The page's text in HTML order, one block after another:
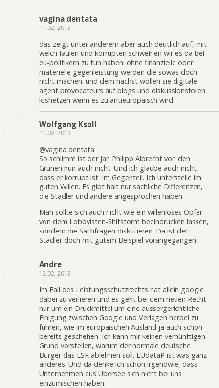
vagina dentata
11.02, 2013
das zeigt unter anderem aber auch deutlich auf, mit
welch faulen und korrupten schweinen wir es da bei
eu-politikern zu tun haben. ohne finanzielle oder
materielle gegenleistung werden die sowas doch
nicht machen. und dem nächst wollen sie digitale
agent provocateurs auf blogs und diskussionsforen
loshetzen wenn es zu antieuropäisch wird.
Wolfgang Ksoll
11.02, 2013
@vagina dentata
So schlimm ist der Jan Philipp Albrecht von den
Grünen nun auch nicht. Und ich glaube auch nicht,
dass er korrupt ist. Im Gegenteil. Ich unterstelle im
guten Willen. Es gibt halt nur sachliche Differenzen,
die Stadler und andere angesprochen haben.
Man sollte sich auch nicht wie ein willenloses Opfer
von dem Lobbyisten-Shitstorm beeindrucken lassen,
sondern die Sachfragen diskutieren. Da ist der
Stadler doch mit gutem Beispiel vorangegangen.
Andre
12.02, 2013
Im Fall des Leistungsschutzrechts hat allein google
dabei zu verlieren und es geht bei dem neuen Recht
nur um ein Druckmittel um eine aussergerichtliche
Einigung zwischen Google und Verlagen herbei zu
führen, wie im europäischen Ausland ja auch schon
bereits geschehen. Ich kann mir keinen vernünftigen
Grund vorstellen, warum der normale deutsche
Bürger das LSR ablehnen soll. EUdataP ist was ganz
anderes. Und da denke ich schon irgendwie, dass
Unternehmen aus Übersee sich nicht bei uns
einzumischen haben.